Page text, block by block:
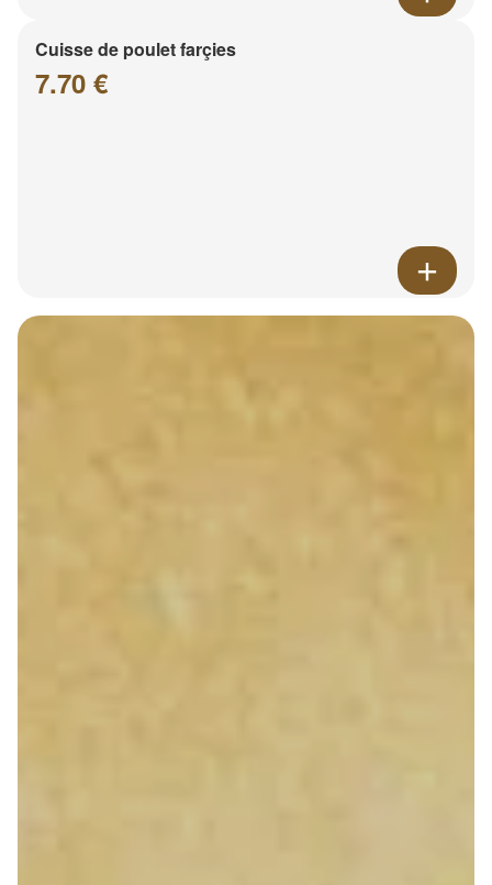
Cuisse de poulet farçies
7.70 €